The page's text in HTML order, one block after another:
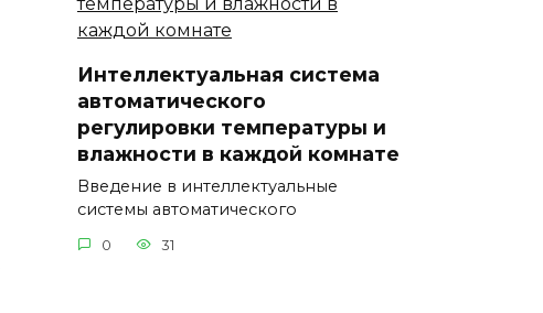
Интеллектуальная система
автоматического
регулировки температуры и
влажности в каждой комнате
Введение в интеллектуальные
системы автоматического
0 31